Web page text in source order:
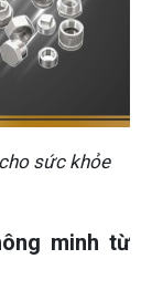
sức khỏe
minh từ